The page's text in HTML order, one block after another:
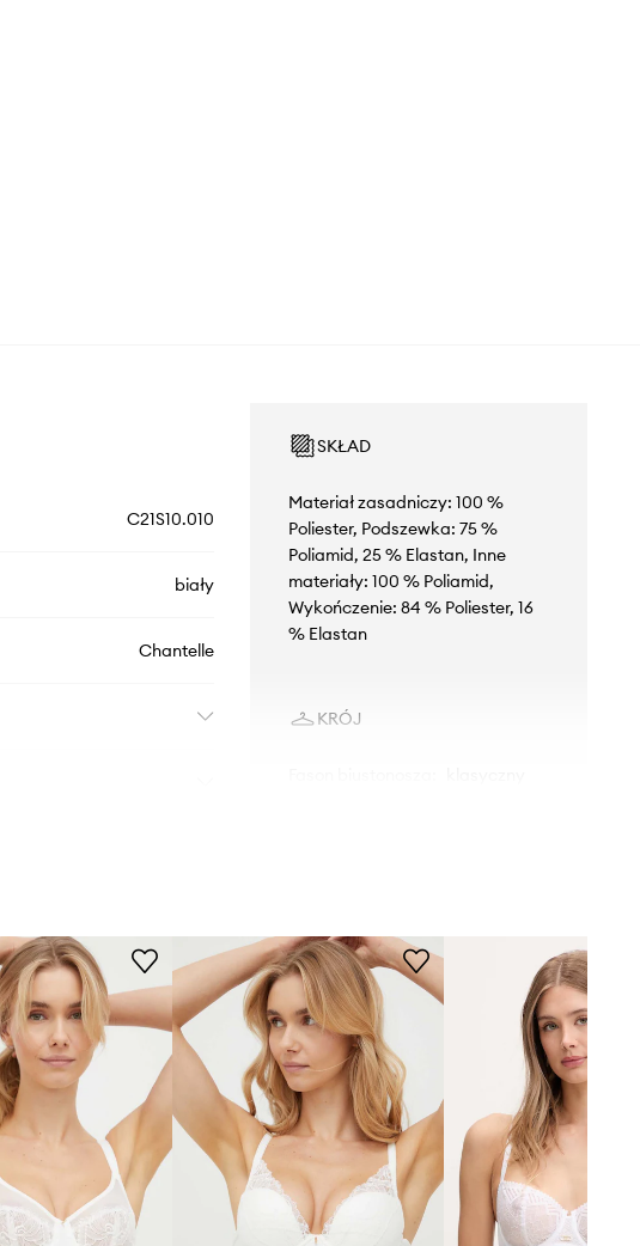
C21S10.010
biały
Chantelle
SKŁAD
Materiał zasadniczy: 100 %
Poliester, Podszewka: 75 %
Poliamid, 25 % Elastan, Inne
materiały: 100 % Poliamid,
Wykończenie: 84 % Poliester, 16
% Elastan
KRÓJ
Usztywnienie miseczki
usztywnienia